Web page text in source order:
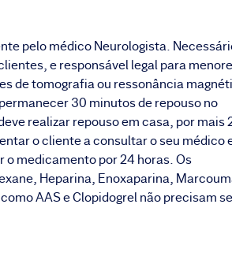
pelo médico Neurologista.
e responsável legal para
de tomografia ou ressonância
30 minutos de repouso no
realizar repouso em casa, por mais
o cliente a consultar o seu médico
medicamento por 24 horas. Os
Heparina, Enoxaparina,
AAS e Clopidogrel não precisam